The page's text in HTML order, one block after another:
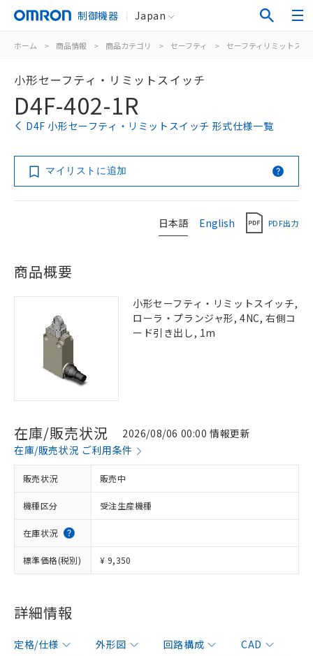
制御機器 Japan
ホーム > 商品情報 > 商品カテゴリ > セーフティ > セーフティリミットスイ
小形セーフティ・リミットスイッチ
D4F-402-1R
D4F 小形セーフティ・リミットスイッチ 形式仕様一覧
マイリストに追加
日本語 English PDF出力
商品概要
小形セーフティ・リミットスイッチ,
ローラ・プランジャ形, 4NC, 右側コ
ード引き出し, 1m
在庫/販売状況
2026/08/06 00:00 情報更新
在庫/販売状況 ご利用条件
販売状況 販売中
機種区分 受注生産機種
在庫状況
標準価格(税別) ¥ 9,350
詳細情報
定格/仕様 外形図 回路構成
CAD